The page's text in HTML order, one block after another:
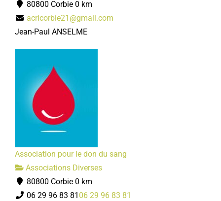
80800 Corbie 0 km
acricorbie21@gmail.com
Jean-Paul ANSELME
Association pour le don du sang
Associations Diverses
80800 Corbie 0 km
06 29 96 83 81 06 29 96 83 81